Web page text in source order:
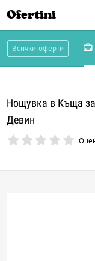
Ofertini
Всички оферти
Нощувка в Къща
Девин